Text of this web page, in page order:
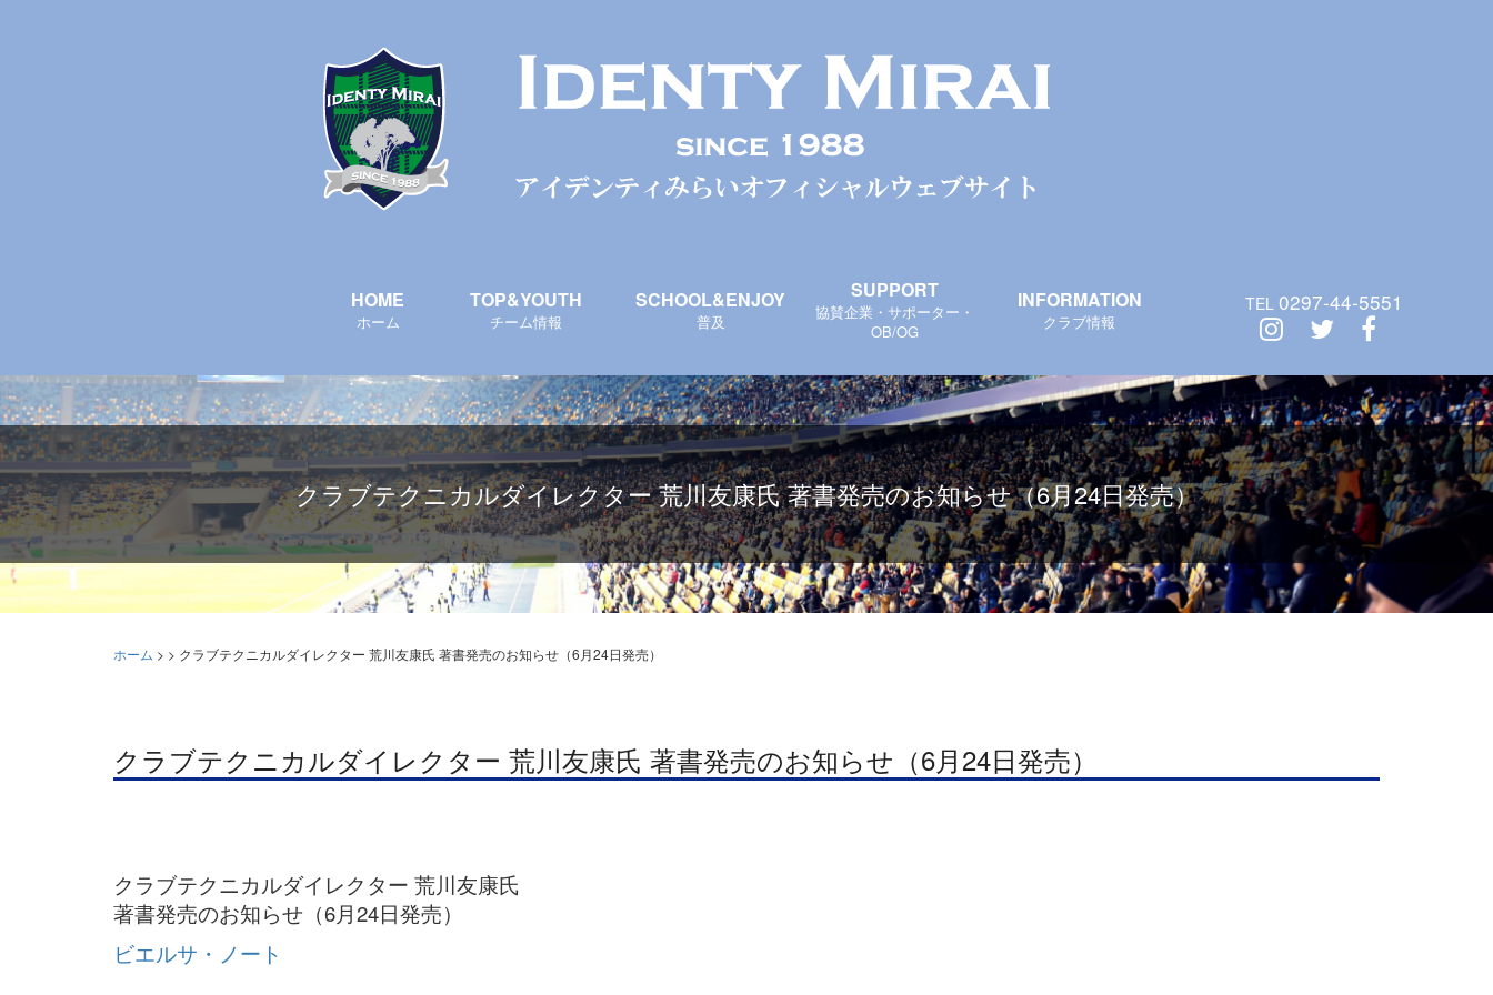
HOME
ホーム
TOP&YOUTH
チーム情報
SCHOOL&ENJOY
普及
SUPPORT
協賛企業・サポーター・
OB/OG
INFORMATION
クラブ情報
TEL 0297-44-5551
クラブテクニカルダイレクター 荒川友康氏 著書発売のお知らせ（6月24日発売）
ホーム > > クラブテクニカルダイレクター 荒川友康氏 著書発売のお知らせ（6月24日発売）
クラブテクニカルダイレクター 荒川友康氏 著書発売のお知らせ（6月24日発売）
クラブテクニカルダイレクター 荒川友康氏
著書発売のお知らせ（6月24日発売）
ビエルサ・ノート